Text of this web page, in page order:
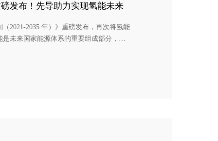
发布！先导助力实现氢能未来
2021-2035 年）》重磅发布，再次将氢能
未来国家能源体系的重要组成部分，是
加强氢能产业规划解读，3月24日，央视